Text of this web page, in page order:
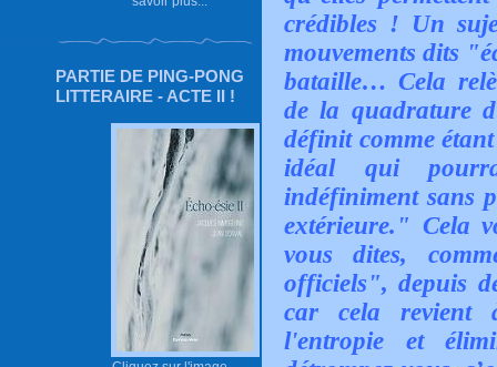
PARTIE DE PING-PONG
LITTERAIRE - ACTE II !
crédibles ! Un
mouvements dits
bataille… Cela
de la quadrature
définit comme
idéal qui
indéfiniment sans
extérieure." Cela
vous dites,
officiels", depuis
car cela revient
l'entropie et